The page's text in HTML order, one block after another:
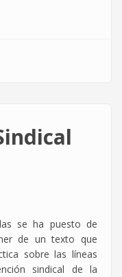
se ha puesto de
de un texto que
sobre las líneas
sindical de la